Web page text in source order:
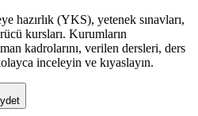
hazırlık (YKS), yetenek sınavları,
kursları. Kurumların
kadrolarını, verilen dersleri, ders
inceleyin ve kıyaslayın.